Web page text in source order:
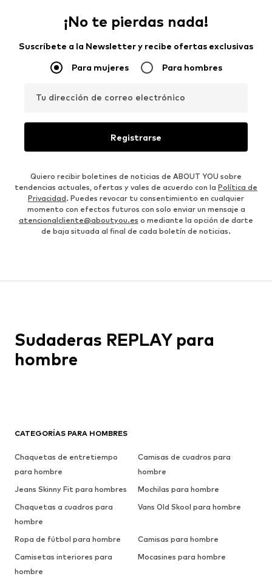
¡No te pierdas nada!
Suscríbete a la Newsletter y recibe ofertas exclusivas
Para mujeres Para hombres
Tu dirección de correo electrónico
Registrarse
Quiero recibir boletines de noticias de ABOUT YOU sobre
tendencias actuales, ofertas y vales de acuerdo con la Política de
Privacidad. Puedes revocar tu consentimiento en cualquier
momento con efectos futuros con solo enviar un mensaje a
atencionalcliente@aboutyou.es o mediante la opción de darte
de baja situada al final de cada boletín de noticias.
CATEGORÍAS PARA HOMBRES
Chaquetas de entretiempo
para hombre
Camisas de cuadros para
hombre
Jeans Skinny Fit para hombres
Mochilas para hombre
Chaquetas a cuadros para
hombre
Vans Old Skool para hombre
Ropa de fútbol para hombre
Camisas para hombre
Camisetas interiores para
hombre
Mocasines para hombre
Sudaderas REPLAY para
hombre